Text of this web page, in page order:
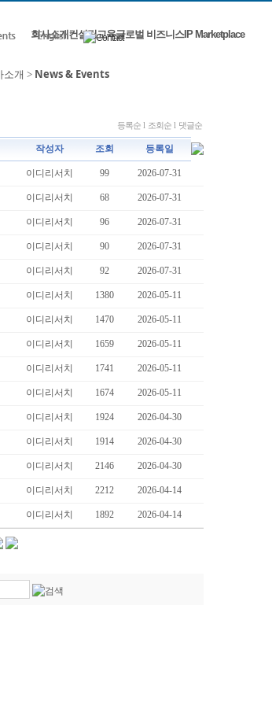
회사소개컨설팅교육글로벌 비즈니스IP Marketplace
소개 > News & Events
등록순 l 조회순 l 댓글순
작성자 조회 등록일
이디리서치 99 2026-07-31
이디리서치 68 2026-07-31
이디리서치 96 2026-07-31
이디리서치 90 2026-07-31
이디리서치 92 2026-07-31
이디리서치 1380 2026-05-11
이디리서치 1470 2026-05-11
이디리서치 1659 2026-05-11
이디리서치 1741 2026-05-11
이디리서치 1674 2026-05-11
이디리서치 1924 2026-04-30
이디리서치 1914 2026-04-30
이디리서치 2146 2026-04-30
이디리서치 2212 2026-04-14
이디리서치 1892 2026-04-14